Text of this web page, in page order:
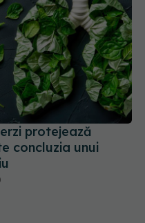
protejează
concluzia unui